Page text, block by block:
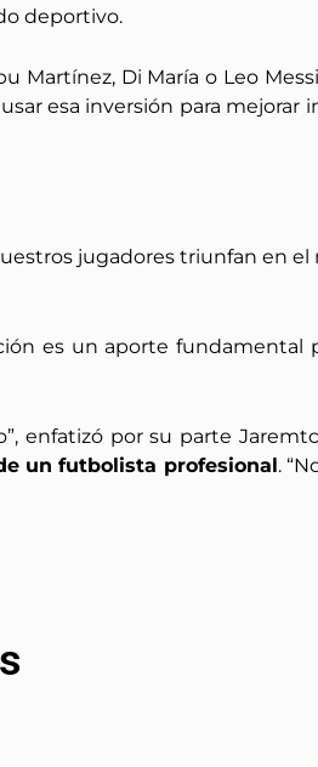
deportivo.
Di María o Leo
esa inversión para mejorar
jugadores triunfan en
es un aporte fundamental
enfatizó por su parte
un futbolista profesional.